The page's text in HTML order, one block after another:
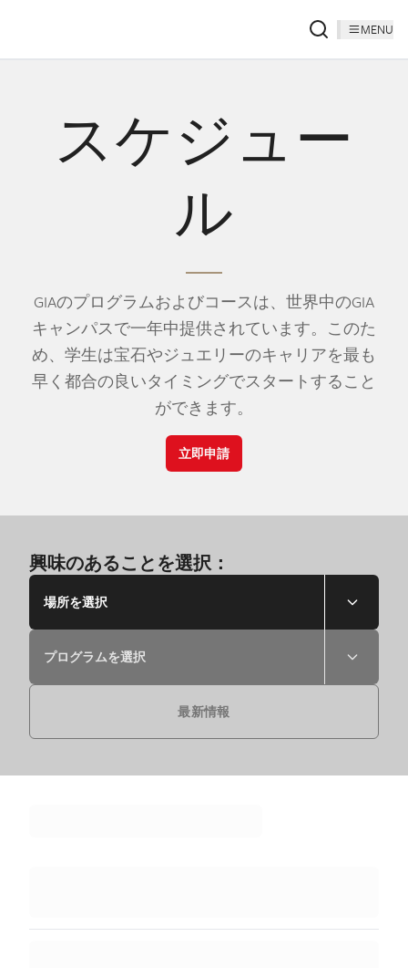
MENU
スケジュー
ル
GIAのプログラムおよびコースは、世界中のGIA
キャンパスで一年中提供されています。このた
め、学生は宝石やジュエリーのキャリアを最も
早く都合の良いタイミングでスタートすること
ができます。
立即申請
興味のあることを選択：
場所を選択
プログラムを選択
最新情報